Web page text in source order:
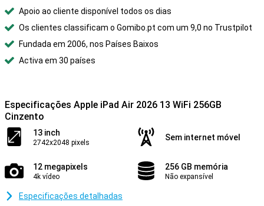
Apoio ao cliente disponível todos os dias
Os clientes classificam o Gomibo.pt com um 9,0 no Trustpilot
Fundada em 2006, nos Países Baixos
Activa em 30 países
Especificações Apple iPad Air 2026 13 WiFi 256GB
Cinzento
13 inch
2742x2048 pixels
Sem internet móvel
12 megapixels
4k vídeo
256 GB memória
Não expansível
Especificações detalhadas